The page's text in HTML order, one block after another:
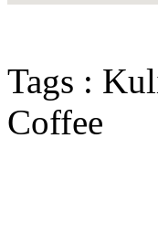
Tags :
Coffee